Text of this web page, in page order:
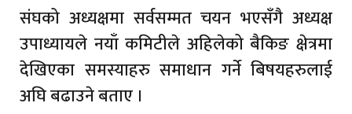
संघको अध्यक्षमा सर्वसम्मत चयन भएसँगै अध्यक्ष
उपाध्यायले नयाँ कमिटीले अहिलेको बैकिङ क्षेत्रमा
देखिएका समस्याहरु समाधान गर्ने बिषयहरुलाई
अघि बढाउने बताए ।